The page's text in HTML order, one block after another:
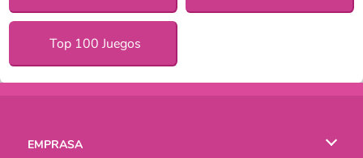
Top 100 Juegos
EMPRASA